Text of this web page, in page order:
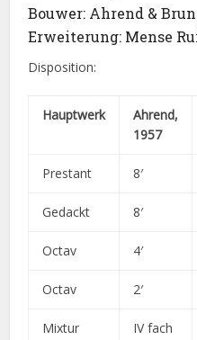
Bouwer: Ahrend &
Erweiterung: Mense
Disposition:
Hauptwerk
Ahrend,
1957
Prestant 8′
Gedackt 8′
Octav 4′
Octav 2′
Mixtur IV fach